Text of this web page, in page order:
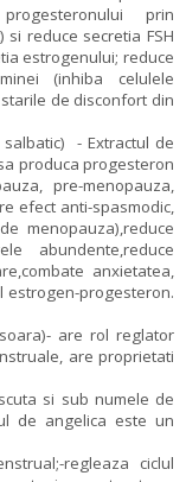
prin
reduce secretia FSH
estrogenului; reduce
(inhiba celulele
de disconfort din
- Extractul de
produca progesteron
pre-menopauza,
efect anti-spasmodic,
menopauza),reduce
abundente,reduce
anxietatea,
estrogen-progesteron.
are rol reglator
are proprietati
si sub numele de
de angelica este un
regleaza ciclul